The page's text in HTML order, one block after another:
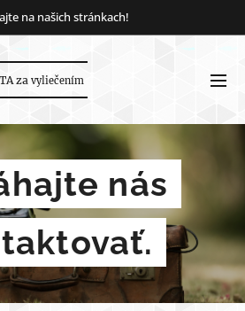
na našich stránkach!
za vyliečením
nás